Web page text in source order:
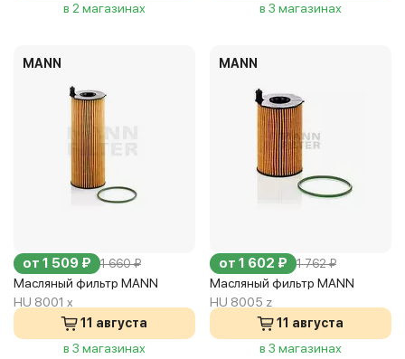
в 2 магазинах
в 3 магазинах
MANN
от 1 509 ₽ 1 660 ₽
Масляный фильтр MANN
HU 8001 x
11 августа
в 3 магазинах
MANN
от 1 602 ₽ 1 762 ₽
Масляный фильтр MANN
HU 8005 z
11 августа
в 3 магазинах